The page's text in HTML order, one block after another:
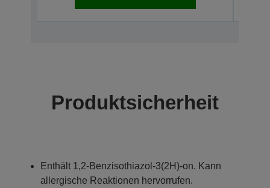
Produktsicherheit
Enthält 1,2-Benzisothiazol-3(2H)-on. Kann
allergische Reaktionen hervorrufen.